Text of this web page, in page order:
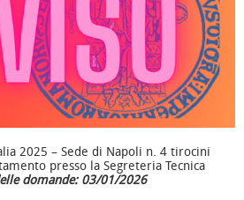
2025 – Sede di Napoli n. 4 tirocini
presso la Segreteria Tecnica
domande: 03/01/2026